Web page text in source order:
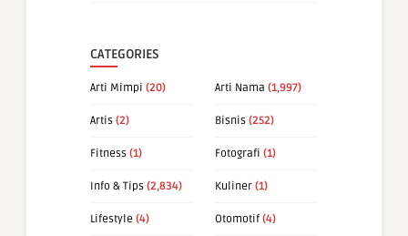
CATEGORIES
Arti Mimpi (20) Arti Nama (1,997)
Artis (2) Bisnis (252)
Fitness (1) Fotografi (1)
Info & Tips (2,834) Kuliner (1)
Lifestyle (4) Otomotif (4)